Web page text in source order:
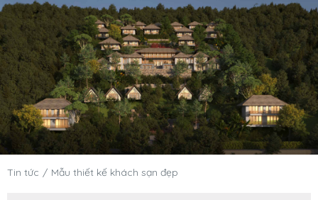
Tin tức Mẫu thiết kế khách sạn đẹp